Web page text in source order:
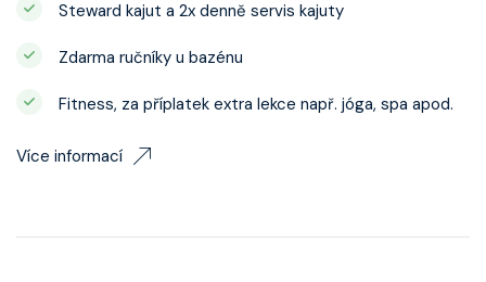
Steward kajut a 2x denně servis kajuty
Zdarma ručníky u bazénu
Fitness, za příplatek extra lekce např. jóga, spa apod.
Více informací